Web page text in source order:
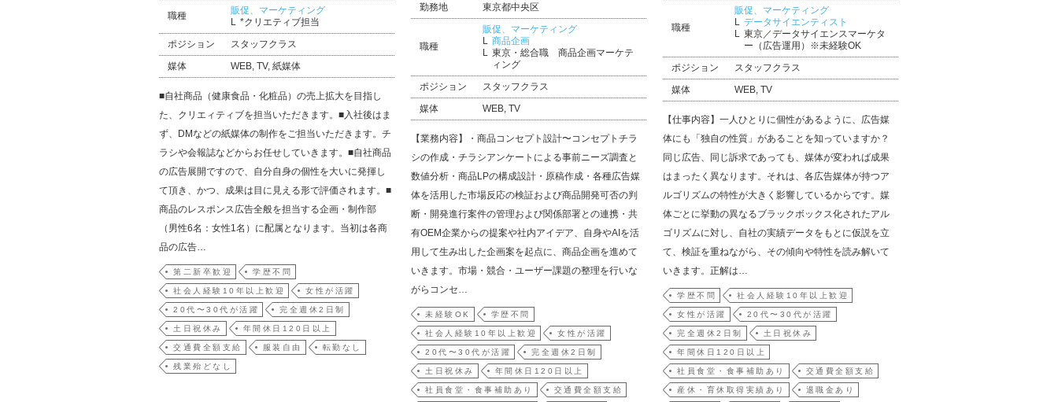
職種
販促、マーケティング
*クリエティブ担当
ポジション
スタッフクラス
媒体
WEB, TV, 紙媒体
■自社商品（健康食品・化粧品）の売上拡大を目指し
た、クリエィティブを担当いただきます。■入社後はま
ず、DMなどの紙媒体の制作をご担当いただきます。チ
ラシや会報誌などからお任せしていきます。■自社商品
の広告展開ですので、自分自身の個性を大いに発揮し
て頂き、かつ、成果は目に見える形で評価されます。■
商品のレスポンス広告全般を担当する企画・制作部
（男性6名：女性1名）に配属となります。当初は各商
品の広告…
第二新卒歓迎 学歴不問
社会人経験10年以上歓迎 女性が活躍
20代〜30代が活躍 完全週休2日制
土日祝休み 年間休日120日以上
交通費全額支給 服装自由 転勤なし
残業殆どなし
勤務地 東京都中央区
職種
販促、マーケティング
商品企画
東京・総合職 商品企画マーケテ
ィング
ポジション
スタッフクラス
媒体
WEB, TV
【業務内容】・商品コンセプト設計〜コンセプトチラ
シの作成・チラシアンケートによる事前ニーズ調査と
数値分析・商品LPの構成設計・原稿作成・各種広告媒
体を活用した市場反応の検証および商品開発可否の判
断・開発進行案件の管理および関係部署との連携・共
有OEM企業からの提案や社内アイデア、自身やAIを活
用して生み出した企画案を起点に、商品企画を進めて
いきます。市場・競合・ユーザー課題の整理を行いな
がらコンセ…
未経験OK 学歴不問
社会人経験10年以上歓迎 女性が活躍
20代〜30代が活躍 完全週休2日制
土日祝休み 年間休日120日以上
社員食堂・食事補助あり 交通費全額支給
職種
販促、マーケティング
データサイエンティスト
東京／データサイエンスマーケタ
ー（広告運用）※未経験OK
ポジション
スタッフクラス
媒体
WEB, TV
【仕事内容】一人ひとりに個性があるように、広告媒
体にも「独自の性質」があることを知っていますか？
同じ広告、同じ訴求であっても、媒体が変われば成果
はまったく異なります。それは、各広告媒体が持つア
ルゴリズムの特性が大きく影響しているからです。媒
体ごとに挙動の異なるブラックボックス化されたアル
ゴリズムに対し、自社の実績データをもとに仮説を立
て、検証を重ねながら、その傾向や特性を読み解いて
いきます。正解は…
学歴不問 社会人経験10年以上歓迎
女性が活躍 20代〜30代が活躍
完全週休2日制 土日祝休み
年間休日120日以上
社員食堂・食事補助あり 交通費全額支給
産休・育休取得実績あり 退職金あり